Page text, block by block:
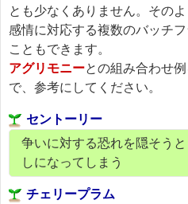
とも少なくありません。その
感情に対応する複数のバッチ
こともできます。
アグリモニーとの組み合わせ
で、参考にしてください。
セントーリー
争いに対する恐れを隠そう
しになってしまう
チェリープラム